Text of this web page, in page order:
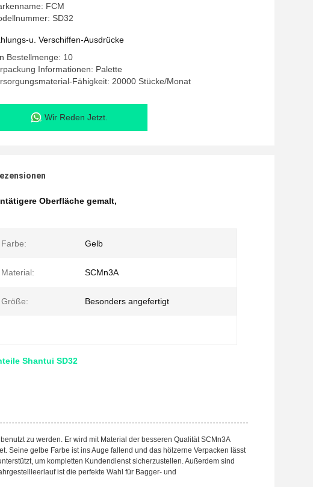
FCM
SD32
u. Verschiffen-Ausdrücke
Bestellmenge: 10
Informationen: Palette
Fähigkeit: 20000 Stücke/Monat
Wir Reden Jetzt.
Oberfläche gemalt,
Farbe: Gelb
Material: SCMn3A
Größe: Besonders angefertigt
Shantui SD32
zu werden. Er wird mit Material der besseren Qualität SCMn3A
Seine gelbe Farbe ist ins Auge fallend und das hölzerne Verpacken lässt
um kompletten Kundendienst sicherzustellen. Außerdem sind
ist die perfekte Wahl für Bagger- und